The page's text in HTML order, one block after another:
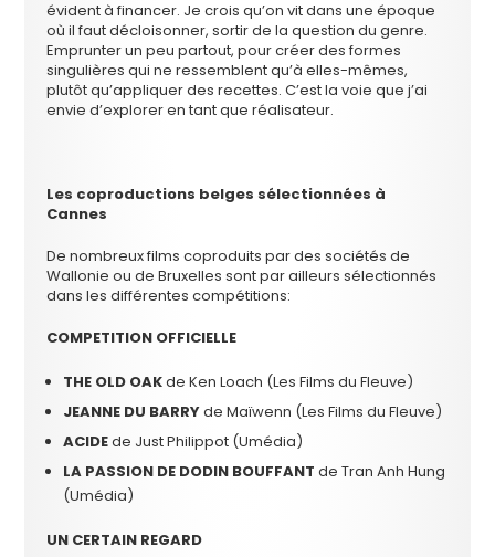
évident à financer. Je crois qu’on vit dans une époque
où il faut décloisonner, sortir de la question du genre.
Emprunter un peu partout, pour créer des formes
singulières qui ne ressemblent qu’à elles-mêmes,
plutôt qu’appliquer des recettes. C’est la voie que j’ai
envie d’explorer en tant que réalisateur.
Les coproductions belges sélectionnées à
Cannes
De nombreux films coproduits par des sociétés de
Wallonie ou de Bruxelles sont par ailleurs sélectionnés
dans les différentes compétitions:
COMPETITION OFFICIELLE
THE OLD OAKde Ken Loach (Les Films du Fleuve)
JEANNE DU BARRYde Maïwenn (Les Films du Fleuve)
ACIDEde Just Philippot (Umédia)
LA PASSION DE DODIN BOUFFANT de Tran Anh Hung
(Umédia)
UN CERTAIN REGARD